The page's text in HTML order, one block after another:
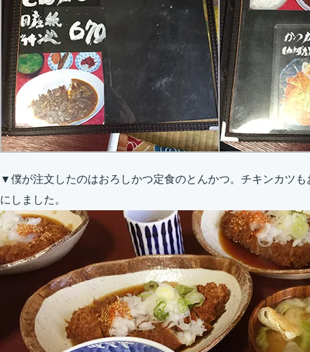
▼僕が注文したのはおろしかつ定食のとんかつ。チキンカツ
にしました。